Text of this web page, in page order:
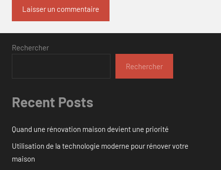
Rechercher
Rechercher
Recent Posts
Quand une rénovation maison devient une priorité
Utilisation de la technologie moderne pour rénover votre
maison